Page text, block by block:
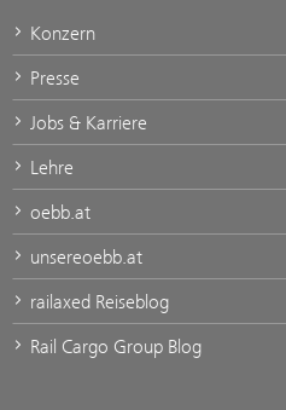
Konzern
Presse
Jobs & Karriere
Lehre
oebb.at
unsereoebb.at
railaxed Reiseblog
Rail Cargo Group Blog